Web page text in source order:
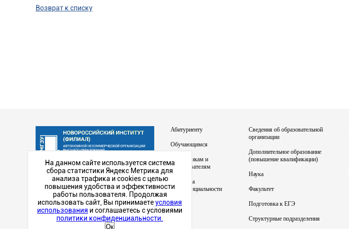
Возврат к списку
Наш институт в
социальных сетях
Абитуриенту
Обучающимся
Сотрудникам и
преподавателям
Политика
конфиденциальности
Сведения об образовательной
организации
Дополнительное образование
(повышение квалификации)
Наука
Факультет
Подготовка к ЕГЭ
Структурные подразделения
На данном сайте используется система
сбора статистики Яндекс Метрика для
анализа трафика и cookies с целью
повышения удобства и эффективности
работы пользователя. Продолжая
использовать сайт, Вы принимаетеусловия
использования и соглашаетесь с условиями
политики конфиденциальности.
Ок